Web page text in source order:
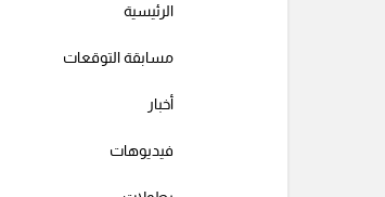
الرئيسية
مسابقة التوقعات
أخبار
فيديوهات